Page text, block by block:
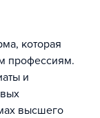
которая
профессиям.
и
высшего